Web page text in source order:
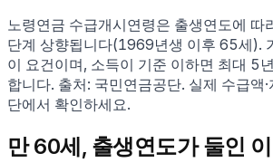
노령연금 수급개시연령은 출생연도에
단계 상향됩니다(1969년생 이후 65세).
이 요건이며, 소득이 기준 이하면 최대 5
합니다. 출처: 국민연금공단. 실제 수급액
단에서 확인하세요.
만60세, 출생연도가 둘인